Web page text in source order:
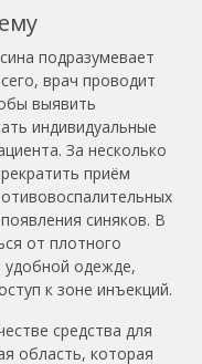
подразумевает
врач проводит
выявить
индивидуальные
За несколько
приём
синяков. В
от плотного
удобной одежде,
к зоне инъекций.
средства для
область, которая